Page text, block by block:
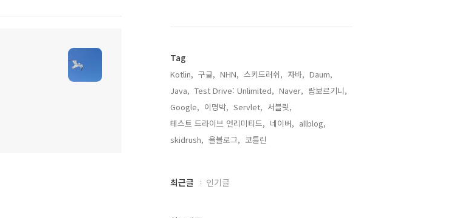
Tag
Kotlin, 구글, NHN, 스키드러쉬, 자바, Daum,
Java, Test Drive: Unlimited, Naver, 람보르기니,
Google, 이명박, Servlet, 서블릿,
테스트 드라이브 언리미티드, 네이버, allblog,
skidrush, 올블로그, 코틀린,
최
최근글 인기글